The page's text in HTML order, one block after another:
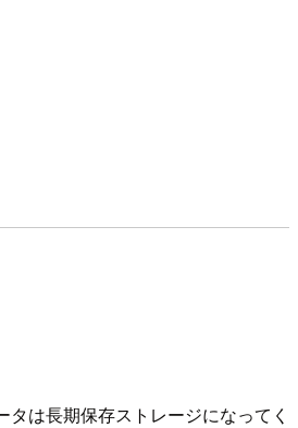
は長期保存ストレージになってく